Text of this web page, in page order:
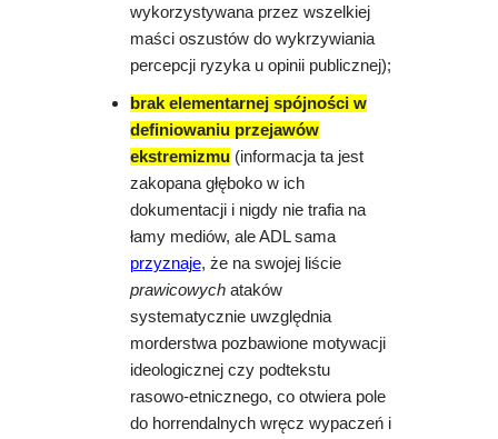
wykorzystywana przez wszelkiej
maści oszustów do wykrzywiania
percepcji ryzyka u opinii publicznej);
brak elementarnej spójności w
definiowaniu przejawów
ekstremizmu (informacja ta jest
zakopana głęboko w ich
dokumentacji i nigdy nie trafia na
łamy mediów, ale ADL sama
przyznaje, że na swojej liście
prawicowych ataków
systematycznie uwzględnia
morderstwa pozbawione motywacji
ideologicznej czy podtekstu
rasowo-etnicznego, co otwiera pole
do horrendalnych wręcz wypaczeń i